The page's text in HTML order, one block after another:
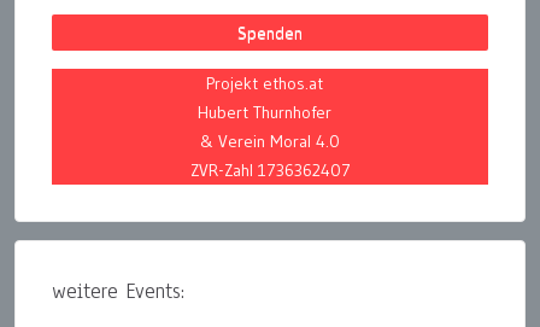
Spenden
Projekt ethos.at
Hubert Thurnhofer
& Verein Moral 4.0
ZVR-Zahl 1736362407
weitere Events: